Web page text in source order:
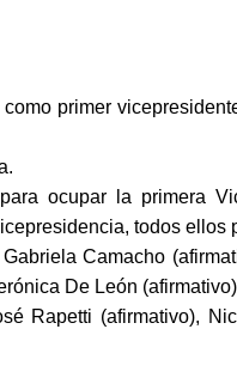
primer
ocupar la primera
todos ellos
Camacho
De León
Rapetti (afirmativo),